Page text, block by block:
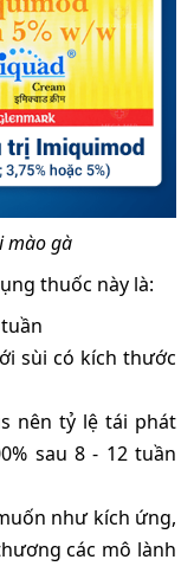
mào gà
thuốc này là:
sùi có kích thước
nên tỷ lệ tái phát
sau 8 - 12 tuần
như kích ứng,
các mô lành